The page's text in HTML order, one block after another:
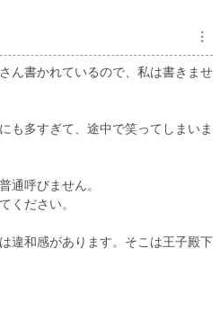
︙
ん書かれているので、私は書きませ
も多すぎて、途中で笑ってしまいま
通呼びません。
ください。
違和感があります。そこは王子殿下